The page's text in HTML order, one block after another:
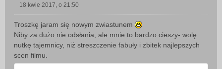
s
t
18 kwie 2017, o 21:50
Troszkę jaram się nowym zwiastunem
Niby za dużo nie odsłania, ale mnie to bardzo cieszy- wolę
nutkę tajemnicy, niż streszczenie fabuły i zbitek najlepszych
scen filmu.